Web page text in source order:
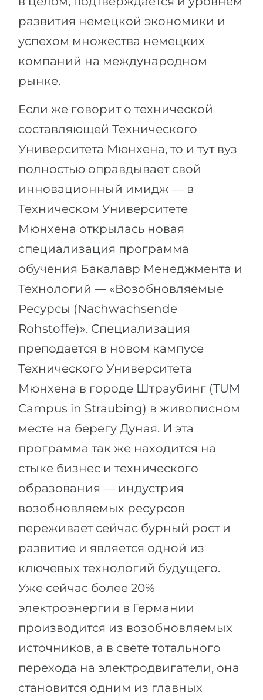
развития немецкой экономики и
успехом множества немецких
компаний на международном
рынке.
Если же говорит о технической
составляющей Технического
Университета Мюнхена, то и тут вуз
полностью оправдывает свой
инновационный имидж — в
Техническом Университете
Мюнхена открылась новая
специализация программа
обучения Бакалавр Менеджмента и
Технологий — «Возобновляемые
Ресурсы (Nachwachsende
Rohstoffe)». Специализация
преподается в новом кампусе
Технического Университета
Мюнхена в городе Штраубинг (TUM
Campus in Straubing) в живописном
месте на берегу Дуная. И эта
программа так же находится на
стыке бизнес и технического
образования — индустрия
возобновляемых ресурсов
переживает сейчас бурный рост и
развитие и является одной из
ключевых технологий будущего.
Уже сейчас более 20%
электроэнергии в Германии
производится из возобновляемых
источников, а в свете тотального
перехода на электродвигатели, она
становится одним из главных